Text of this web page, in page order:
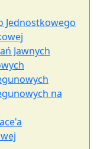
Jednostkowego
Jawnych
na